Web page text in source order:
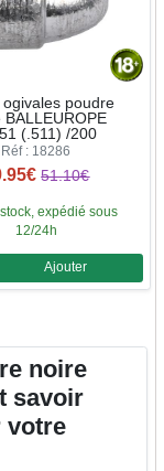
ogivales poudre
BALLEUROPE
(.511) /200
Réf : 18286
51.10€
expédié sous
12/24h
Quantité
Ajouter
noire
savoir
votre